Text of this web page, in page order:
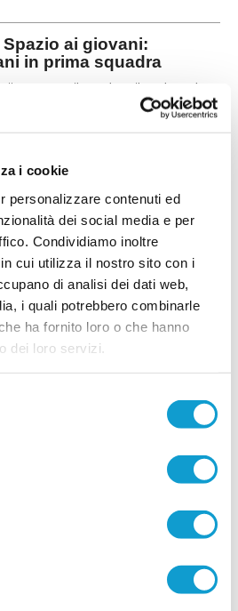
i cookie
personalizzare contenuti ed
dei social media e per
Condividiamo inoltre
cui utilizza il nostro sito con i
di analisi dei dati web,
i quali potrebbero combinarle
ha fornito loro o che hanno
dei loro servizi.
Spazio ai giovani:
in prima squadra
continua a investire sul proprio
e promuove in prima squadra due giovani
in vista della stagione 2026-2027.
parte della preparazione estiva agli
leggi
importanti per
Mattei
comunica
anche per la
apprestano a
ufficialmente il via la stagione 2026/2027,
dello staff tecnico della Prima
chiamati a guidare il gruppo nel nuovo